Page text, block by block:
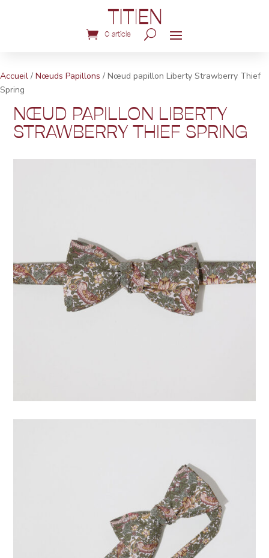
0 article
Accueil / Nœuds Papillons / Nœud papillon Liberty Strawberry Thief
Spring
NŒUD PAPILLON LIBERTY
STRAWBERRY THIEF SPRING